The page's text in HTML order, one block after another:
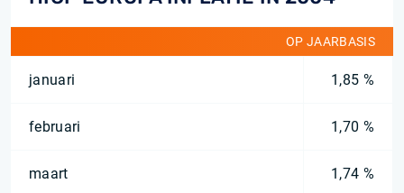
OP JAARBASIS
januari 1,85 %
februari 1,70 %
maart 1,74 %